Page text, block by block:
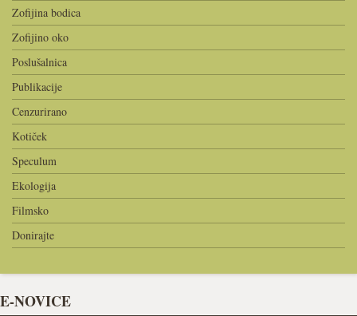
Zofijina bodica
Zofijino oko
Poslušalnica
Publikacije
Cenzurirano
Kotiček
Speculum
Ekologija
Filmsko
Donirajte
E-NOVICE